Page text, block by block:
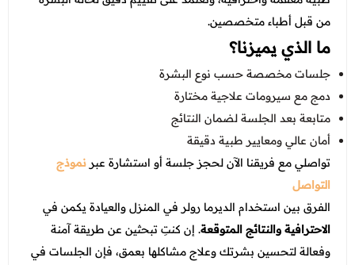
من قبل أطباء متخصصين.
ما الذي يميزنا؟
جلسات مخصصة حسب نوع البشرة
دمج مع سيرومات علاجية مختارة
متابعة بعد الجلسة لضمان النتائج
أمان عالي ومعايير طبية دقيقة
تواصلي مع فريقنا الآن لحجز جلسة أو استشارة عبر نموذج
التواصل
الفرق بين استخدام الديرما رولر في المنزل والعيادة يكمن في
الاحترافية والنتائج المتوقعة. إن كنتِ تبحثين عن طريقة آمنة
وفعالة لتحسين بشرتك وعلاج مشاكلها بعمق، فإن الجلسات في